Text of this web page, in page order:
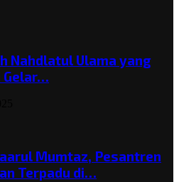
Nahdlatul Ulama yang
Gelar…
Mumtaz, Pesantren
Terpadu di…